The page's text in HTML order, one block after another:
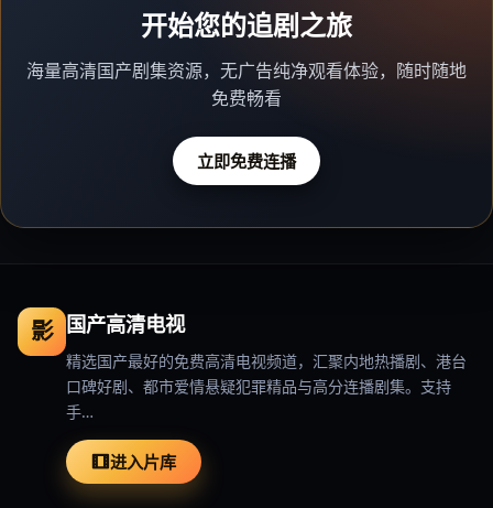
开始您的追剧之旅
海量高清国产剧集资源，无广告纯净观看体验，随时随地
免费畅看
立即免费连播
影 国产高清电视
精选国产最好的免费高清电视频道，汇聚内地热播剧、港台
口碑好剧、都市爱情悬疑犯罪精品与高分连播剧集。支持
手…
进入片库